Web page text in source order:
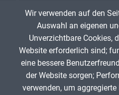
De-Broglie-Wellenlänge
26.
App melden
Wir verwenden auf den
Auswahl an eigenen
Unverzichtbare Cookies,
Website erforderlich sind;
eine bessere
der Website sorgen;
verwenden, um